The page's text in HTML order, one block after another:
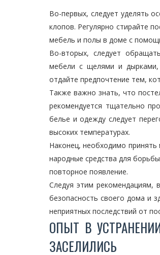
Во-первых, следует уделять
клопов. Регулярно стирайте
мебель и полы в доме с
Во-вторых, следует
мебели с щелями и дырками,
отдайте предпочтение тем,
Также важно знать, что
рекомендуется тщательно
белье и одежду следует
высоких температурах.
Наконец, необходимо
народные средства для
повторное появление.
Следуя этим рекомендациям,
безопасность своего дома и
неприятных последствий от
ОПЫТ В
ЗАСЕЛИЛИСЬ